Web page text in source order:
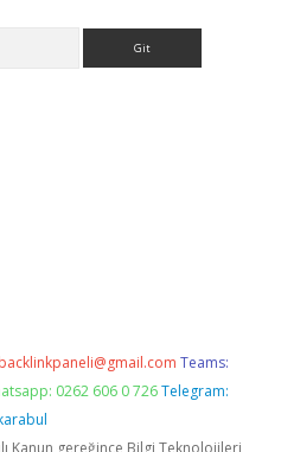
backlinkpaneli@gmail.com Teams:
0262 606 0 726 Telegram:
Kanun gereğince Bilgi Teknolojileri